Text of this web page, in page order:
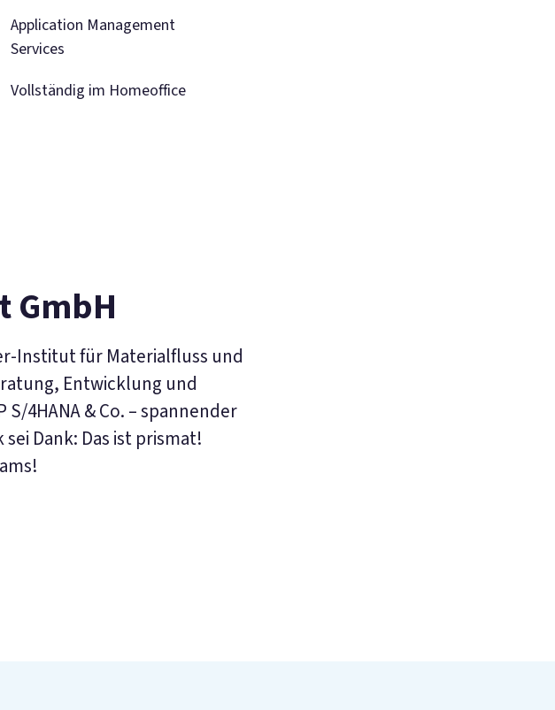
Application Management
Services
Vollständig im Homeoffice
GmbH
Institut für Materialfluss und
Entwicklung und
S/4HANA & Co. – spannender
Dank: Das ist prismat!